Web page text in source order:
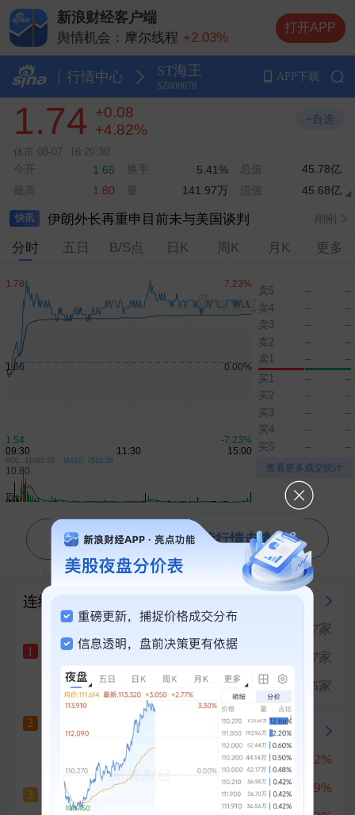
新浪财经客户端
舆情机会：摩尔线程 +2.03%
舆情机会：长鑫科技 +1.00%
舆情机会：药明康德 +8.49%
舆情机会：云南锗业 +10.00%
舆情机会：江波龙
打开APP
行情中心 ST海王
SZ000078
APP下载
1.74 +0.08
+4.82%
休市 08-07 16:29:30
今开 1.65 换手 5.41% 总值
45.78亿
最高
1.80 141.97万 流值 45.68亿
+自选
快讯 伊朗外长再重申目前未与美国谈判 刚刚
摩尔线程：筹划发行H股股票并在港交所主板上市 刚刚
10:38
09:31
2026年7月份居民消费价格同比上涨0.5％ 09:31
07:33
美威胁继续施压伊朗要求美国赔偿 刚刚
台风“白海豚”正式登陆
卖5 --
--
卖4
--
--
卖3
--
--
卖2
--
--
卖1
--
--
买1
--
--
买2
--
--
买3
--
--
买4
--
--
买5
-- --
查看更多成交统计
分时 五日 B/S点 日K 周K 月K 更多
VOL: 31065.50 MA10: 7510.35
问一问芝麻AI 为你解读行情走势
连续涨停榜
1
汇绿生态
十天六板
2
宝鼎科技
+10.01%
六天五板
3
云南锗业
+10.00%
六天四板
17家
17家
3 创新药 涨停 15家
冲刺涨停
兆易创新 +8.32%
深南电路 +8.09%